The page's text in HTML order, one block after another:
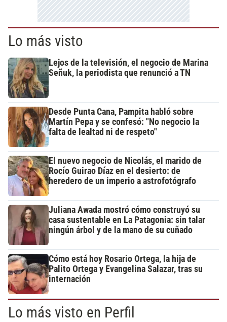
Lo más visto
Lejos de la televisión, el negocio de Marina
Señuk, la periodista que renunció a TN
Desde Punta Cana, Pampita habló sobre
Martín Pepa y se confesó: "No negocio la
falta de lealtad ni de respeto"
El nuevo negocio de Nicolás, el marido de
Rocío Guirao Díaz en el desierto: de
heredero de un imperio a astrofotógrafo
Juliana Awada mostró cómo construyó su
casa sustentable en La Patagonia: sin talar
ningún árbol y de la mano de su cuñado
Cómo está hoy Rosario Ortega, la hija de
Palito Ortega y Evangelina Salazar, tras su
internación
Lo más visto en Perfil